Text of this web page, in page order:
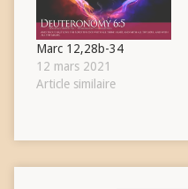
Marc 12,28b-34
12 mars 2021
Article similaire